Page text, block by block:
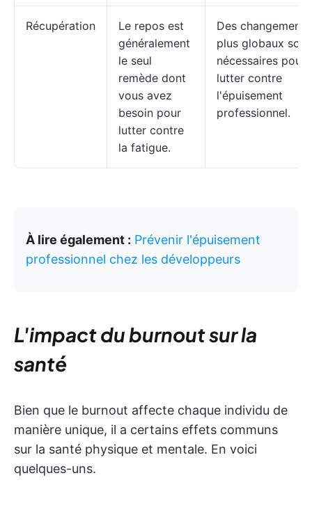
Récupération
Le repos est
généralement
le seul
remède dont
vous avez
besoin pour
lutter contre
la fatigue.
Des changements
plus globaux sont
nécessaires pour
lutter contre
l'épuisement
professionnel.
À lire également : Prévenir l'épuisement
professionnel chez les développeurs
L'impact du burnout sur la
santé
Bien que le burnout affecte chaque individu de
manière unique, il a certains effets communs
sur la santé physique et mentale. En voici
quelques-uns.